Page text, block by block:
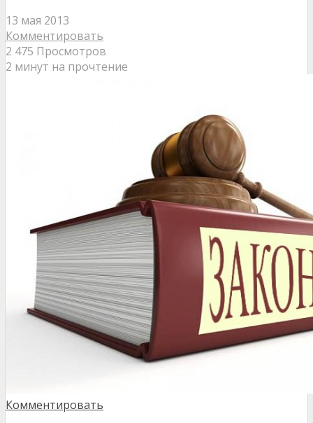
13 мая 2013
Комментировать
2 475 Просмотров
2 минут на прочтение
Комментировать